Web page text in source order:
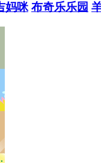
妈咪 布奇乐乐园